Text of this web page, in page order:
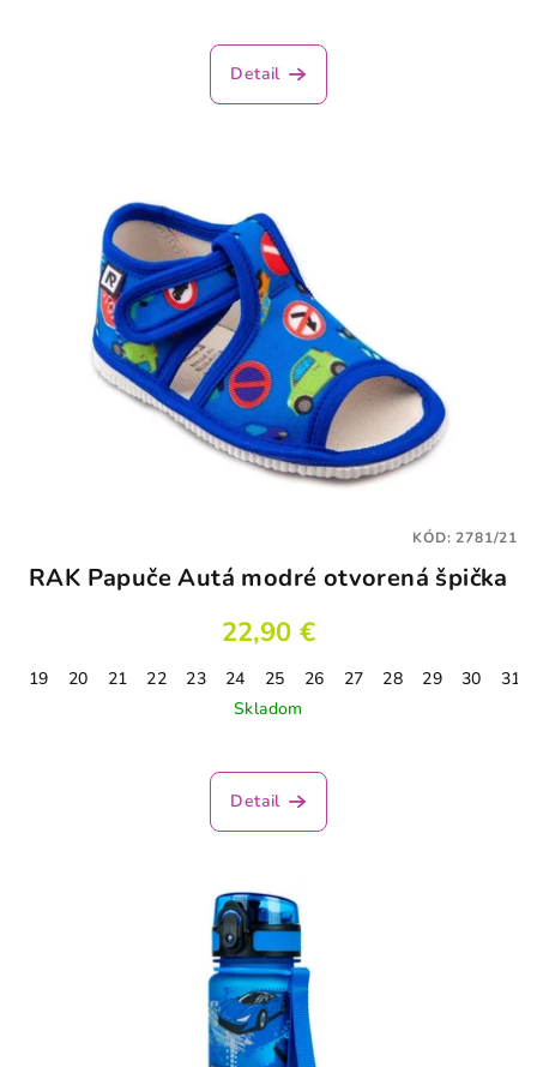
hodnotenie
produktu
Detail
RAK Papuče Autá modré otvorená špička
22,90 €
19 20 21 22 23 24 25 26 27 28 29 30
31
Skladom
hodnotenie
produktu
5
hviezdičiek.
Detail
KÓD:2781/21